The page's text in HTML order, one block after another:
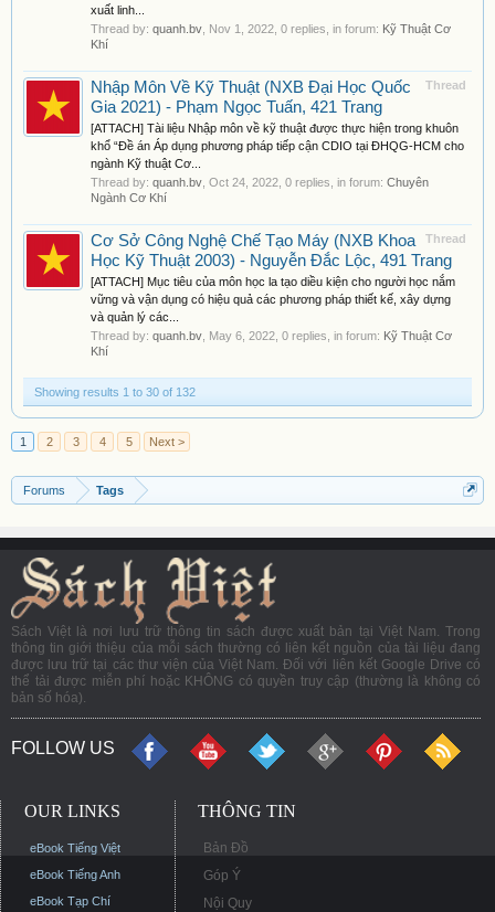
xuất linh...
Thread by: quanh.bv Nov 1, 2022 , 0 replies, in forum: Kỹ Thuật Cơ
Khí
Thread
Nhập Môn Về Kỹ Thuật (NXB Đại Học Quốc
Gia 2021) - Phạm Ngọc Tuấn, 421 Trang
[ATTACH] Tài liệu Nhập môn về kỹ thuật được thực hiện trong khuôn
khổ “Đề án Áp dụng phương pháp tiếp cận CDIO tại ĐHQG-HCM cho
ngành Kỹ thuật Cơ...
Thread by: quanh.bv Oct 24, 2022 , 0 replies, in forum: Chuyên
Ngành Cơ Khí
Thread
Cơ Sở Công Nghệ Chế Tạo Máy (NXB Khoa
Học Kỹ Thuật 2003) - Nguyễn Đắc Lộc, 491 Trang
[ATTACH] Mục tiêu của môn học la tạo diều kiện cho người học nắm
vững và vận dụng có hiệu quả các phương pháp thiết kế, xây dựng
và quản lý các...
Thread by: quanh.bv May 6, 2022 , 0 replies, in forum: Kỹ Thuật Cơ
Khí
Showing results 1 to 30 of 132
1 2 3 4 5 Next >
Forums Tags
Sách Việt là nơi lưu trữ thông tin sách được xuất bản tại Việt Nam. Trong
thông tin giới thiệu của mỗi sách thường có liên kết nguồn của tài liệu đang
được lưu trữ tại các thư viện của Việt Nam. Đối với liên kết Google Drive có
thể tải được miễn phí hoặc KHÔNG có quyền truy cập (thường là không có
bản số hóa).
FOLLOW US
OUR LINKS
eBook Tiếng Việt
eBook Tiếng Anh
eBook Tạp Chí
THÔNG TIN
Bản Đồ
Góp Ý
Nội Quy